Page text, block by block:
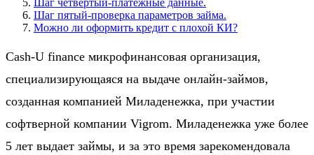
Шаг четвертый-платежные данные.
Шаг пятый-проверка параметров займа.
Можно ли оформить кредит с плохой КИ?
Cash-U finance микрофинансовая организация,
специализирующаяся на выдаче онлайн-займов,
созданная компанией Миладенежка, при участии
софтверной компании Vigrom. Миладенежка уже более
5 лет выдает займы, и за это время зарекомендовала